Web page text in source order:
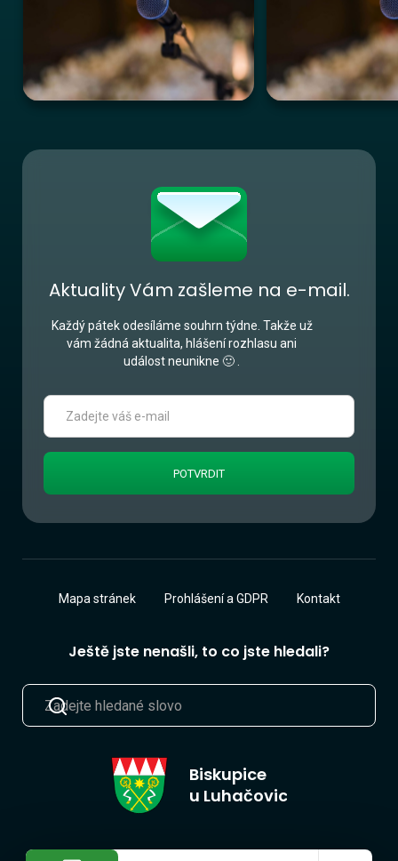
Aktuality Vám zašleme na e-mail.
Každý pátek odesíláme souhrn týdne. Takže už
vám žádná aktualita, hlášení rozhlasu ani
událost neunikne 🙂 .
Biskupice
u Luhačovic
Ještě jste nenašli, to co jste hledali?
Mapa stránek Prohlášení a GDPR Kontakt